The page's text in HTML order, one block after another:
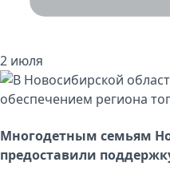
2 июля
Многодетным семьям
предоставили